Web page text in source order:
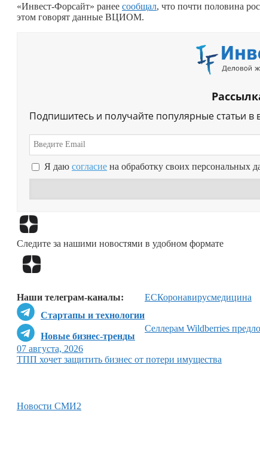
«Инвест-Форсайт» ранее сообщал, что почти половина
этом говорят данные ВЦИОМ.
Подпишитесь и получайте популярные статьи
Я даю согласие на обработку своих персональных
Следите за нашими новостями в удобном формате
Наши телеграм-каналы:
Стартапы и технологии
Новые бизнес-тренды
ЕСКоронавирусмедицина
Селлерам Wildberries
07 августа, 2026
ТПП хочет защитить бизнес от потери имущества
Новости СМИ2